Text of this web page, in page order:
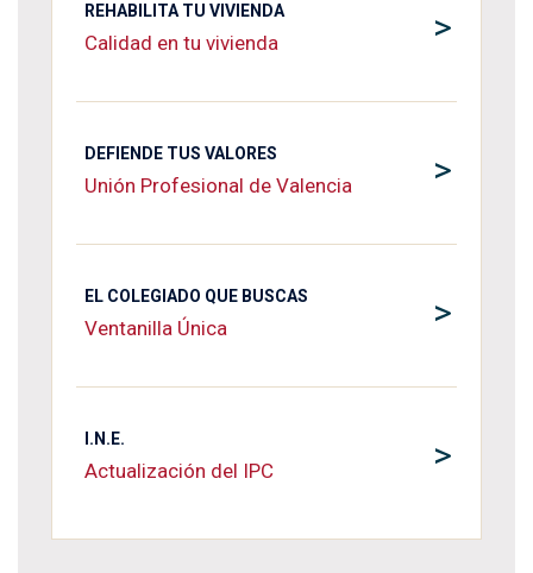
>
REHABILITA TU VIVIENDA
Calidad en tu vivienda
>
DEFIENDE TUS VALORES
Unión Profesional de Valencia
>
EL COLEGIADO QUE BUSCAS
Ventanilla Única
>
I.N.E.
Actualización del IPC